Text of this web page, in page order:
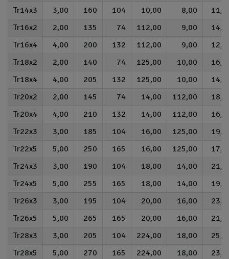
14x3
3,00 160 104 10,00 8,00
16x2
2,00 135 74 112,00 9,00
16x4
4,00 200 132 112,00 9,00
18x2
2,00 140 74 125,00 10,00
18x4
4,00 205 132 125,00 10,00
20x2
2,00 145 74 14,00 112,00
20x4
4,00 210 132 14,00 112,00
22x3
3,00 185 104 16,00 125,00
22x5
5,00 250 165 16,00 125,00
24x3
3,00 190 104 18,00 14,00
24x5
5,00 255 165 18,00 14,00
26x3
3,00 195 104 20,00 16,00
26x5
5,00 265 165 20,00 16,00
28x3
3,00 205 104 224,00 18,00
28x5
5,00 270 165 224,00 18,00